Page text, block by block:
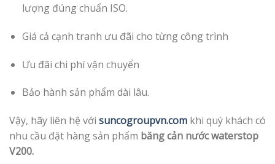
lượng đúng chuẩn ISO.
Giá cả cạnh tranh ưu đãi cho từng công trình
Ưu đãi chi phí vận chuyển
Bảo hành sản phẩm dài lâu.
Vậy, hãy liên hệ với suncogroupvn.com khi quý khách có
nhu cầu đặt hàng sản phẩm băng cản nước waterstop
V200.